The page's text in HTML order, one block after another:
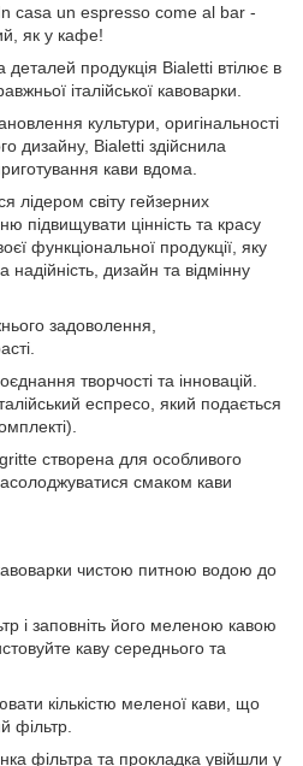
casa un espresso come al bar -
як у кафе!
деталей продукція Bialetti втілює в
італійської кавоварки
культури, оригінальності
дизайну, Bialetti здійснила
кави вдома.
лідером світу гейзерних
підвищувати цінність та красу
функціональної продукції, яку
надійність, дизайн та відмінну
задоволення,
творчості та інновацій.
еспресо, який подається
створена для особливого
смаком кави
чистою питною водою до
і заповніть його меленою кавою
каву середнього та
кількістю меленої кави, що
фільтр.
фільтра та прокладка увійшли у